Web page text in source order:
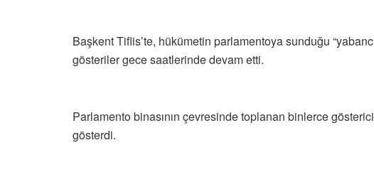
Başkent Tiflis’te, hükümetin parlamentoya sunduğu
gösteriler gece saatlerinde devam etti.
Parlamento binasının çevresinde toplanan binlerce
gösterdi.